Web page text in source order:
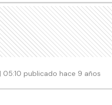
05:10 publicado hace 9 años